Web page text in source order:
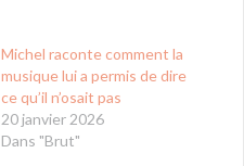
Michel raconte comment la
musique lui a permis de dire
ce qu’il n’osait pas
20 janvier 2026
Dans "Brut"